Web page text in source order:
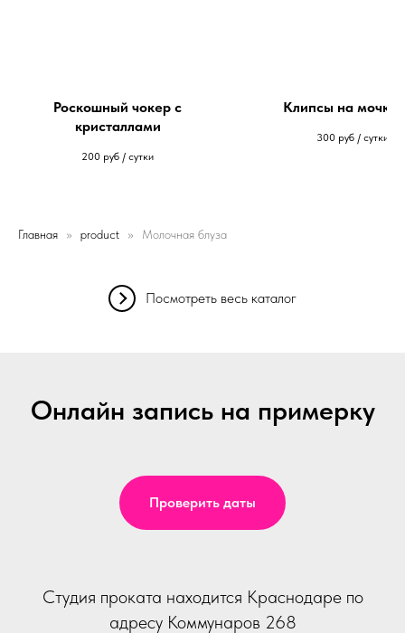
Роскошный чокер с
кристаллами
200 руб / сутки
Клипсы на мочку
300 руб / сутки
Главная product Молочная блуза
Посмотреть весь каталог
Онлайн запись на примерку
Проверить даты
Студия проката находится Краснодаре по
адресу Коммунаров 268